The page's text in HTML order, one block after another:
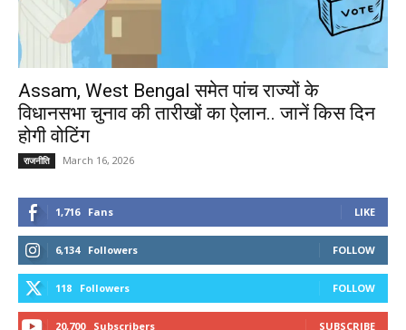
Assam, West Bengal समेत पांच राज्यों के
विधानसभा चुनाव की तारीखों का ऐलान.. जानें किस दिन
होगी वोटिंग
राजनीति March 16, 2026
1,716 Fans LIKE
6,134 Followers FOLLOW
118 Followers FOLLOW
20,700 Subscribers SUBSCRIBE